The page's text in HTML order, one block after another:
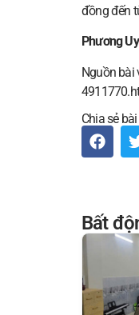
đồng đến
Phương
Nguồn bài
Chia sẻ
Bất